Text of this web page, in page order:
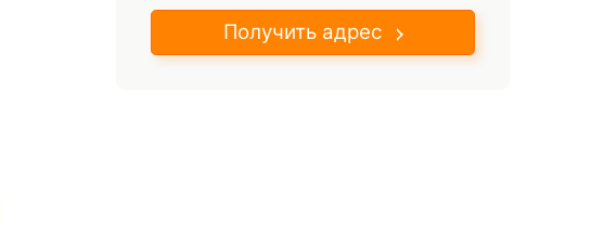
Получить адрес